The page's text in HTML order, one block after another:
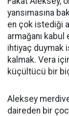
yansımasına
en çok istediği
armağanı
ihtiyaç duymak
kalmak. Vera
küçültücü bir
Aleksey
daireden bir